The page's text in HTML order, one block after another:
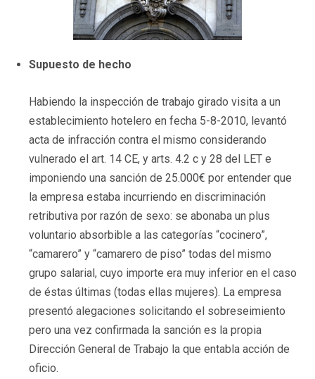
Supuesto de hecho
Habiendo la inspección de trabajo girado visita a un
establecimiento hotelero en fecha 5-8-2010, levantó
acta de infracción contra el mismo considerando
vulnerado el art. 14 CE, y arts. 4.2 c y 28 del LET e
imponiendo una sanción de 25.000€ por entender que
la empresa estaba incurriendo en discriminación
retributiva por razón de sexo: se abonaba un plus
voluntario absorbible a las categorías “cocinero”,
“camarero” y “camarero de piso” todas del mismo
grupo salarial, cuyo importe era muy inferior en el caso
de éstas últimas (todas ellas mujeres). La empresa
presentó alegaciones solicitando el sobreseimiento
pero una vez confirmada la sanción es la propia
Dirección General de Trabajo la que entabla acción de
oficio.